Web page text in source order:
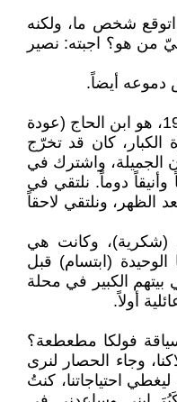
شخص ما، ولكنه
من هو؟ اجبته: نصير
أيضاً.
نصير عودة الذي لم التقيه منذ 1979، هو ابن الحاج (عودة
كان قد تخرّج
واشترك في
دوماً. نلتقي في
الظهر، ونلتقي لاحقاً
(شكرية)، وكانت هي
الوحيدة (ابتسام) قبل
بيتهم الكبير في محلة
أولاً.
فولكا مطعطعة؟
وجاء الحصار لنرى
احتياجاتنا، كنتُ